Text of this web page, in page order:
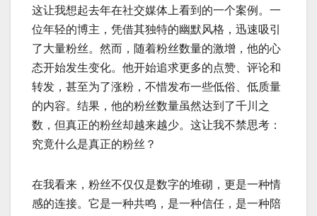
这让我想起去年在社交媒体上看到的一个案例。一
位年轻的博主，凭借其独特的幽默风格，迅速吸引
了大量粉丝。然而，随着粉丝数量的激增，他的心
态开始发生变化。他开始追求更多的点赞、评论和
转发，甚至为了涨粉，不惜发布一些低俗、低质量
的内容。结果，他的粉丝数量虽然达到了千川之
数，但真正的粉丝却越来越少。这让我不禁思考：
究竟什么是真正的粉丝？
在我看来，粉丝不仅仅是数字的堆砌，更是一种情
感的连接。它是一种共鸣，是一种信任，是一种陪